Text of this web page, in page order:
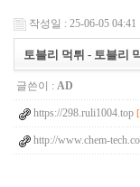
작성일 : 25-06-05 04:41
토블리 먹튀 - 토블리
글쓴이 : AD
https://298.ruli1004.top
http://www.chem-